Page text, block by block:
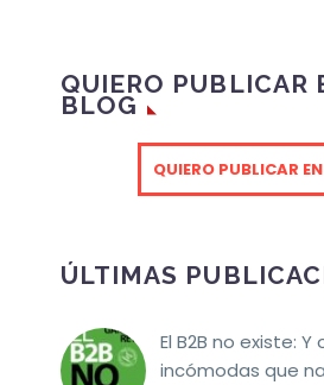
QUIERO PUBLICAR
BLOG
QUIERO PUBLICAR
ÚLTIMAS
El B2B no existe:
incómodas que